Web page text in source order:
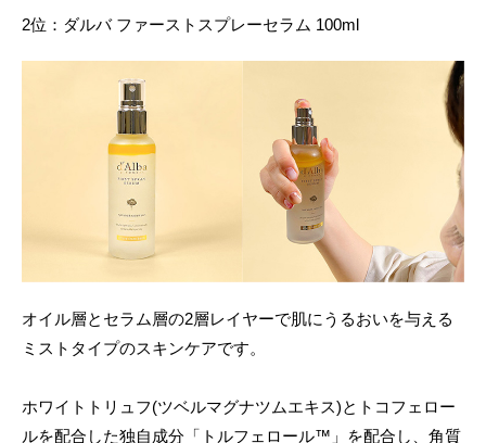
2位：ダルバ ファーストスプレーセラム 100ml
オイル層とセラム層の2層レイヤーで肌にうるおいを与える
ミストタイプのスキンケアです。
ホワイトトリュフ(ツベルマグナツムエキス)とトコフェロー
ルを配合した独自成分「トルフェロール™」を配合し、角質